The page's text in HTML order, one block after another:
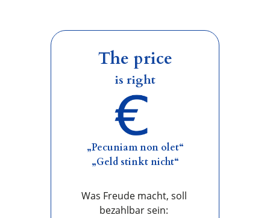
The price
is right
„Pecuniam non olet“
„Geld stinkt nicht“
Was Freude macht, soll
bezahlbar sein: